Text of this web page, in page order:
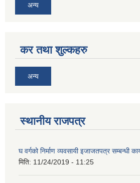
अन्य
कर तथा शुल्कहरु
अन्य
स्थानीय राजपत्र
घ वर्गको निर्माण व्यवसायी इजाजतपत्र सम्बन्धी
मिति: 11/24/2019 - 11:25